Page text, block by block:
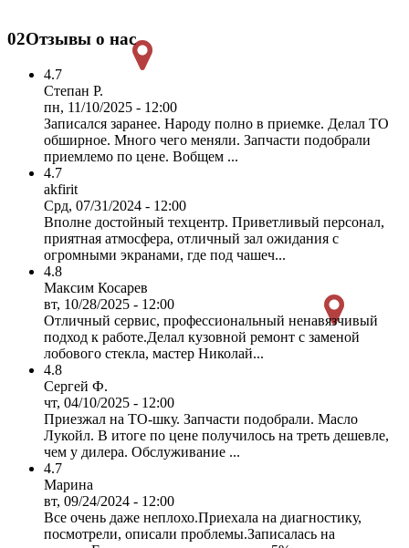
02Отзывы о нас
4.7
Степан Р.
пн, 11/10/2025 - 12:00
Записался заранее. Народу полно в приемке. Делал ТО
обширное. Много чего меняли. Запчасти подобрали
приемлемо по цене. Вобщем ...
4.7
akfirit
Срд, 07/31/2024 - 12:00
Вполне достойный техцентр. Приветливый персонал,
приятная атмосфера, отличный зал ожидания с
огромными экранами, где под чашеч...
4.8
Максим Косарев
вт, 10/28/2025 - 12:00
Отличный сервис, профессиональный ненавязчивый
подход к работе.Делал кузовной ремонт с заменой
лобового стекла, мастер Николай...
4.8
Сергей Ф.
чт, 04/10/2025 - 12:00
Приезжал на ТО-шку. Запчасти подобрали. Масло
Лукойл. В итоге по цене получилось на треть дешевле,
чем у дилера. Обслуживание ...
4.7
Марина
вт, 09/24/2024 - 12:00
Все очень даже неплохо.Приехала на диагностику,
посмотрели, описали проблемы.Записалась на